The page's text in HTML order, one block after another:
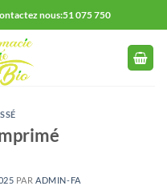
nous:51 075 750
PAR ADMIN-FA